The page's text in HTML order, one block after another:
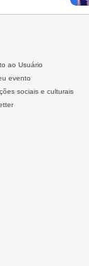
ao Usuário
evento
sociais e culturais